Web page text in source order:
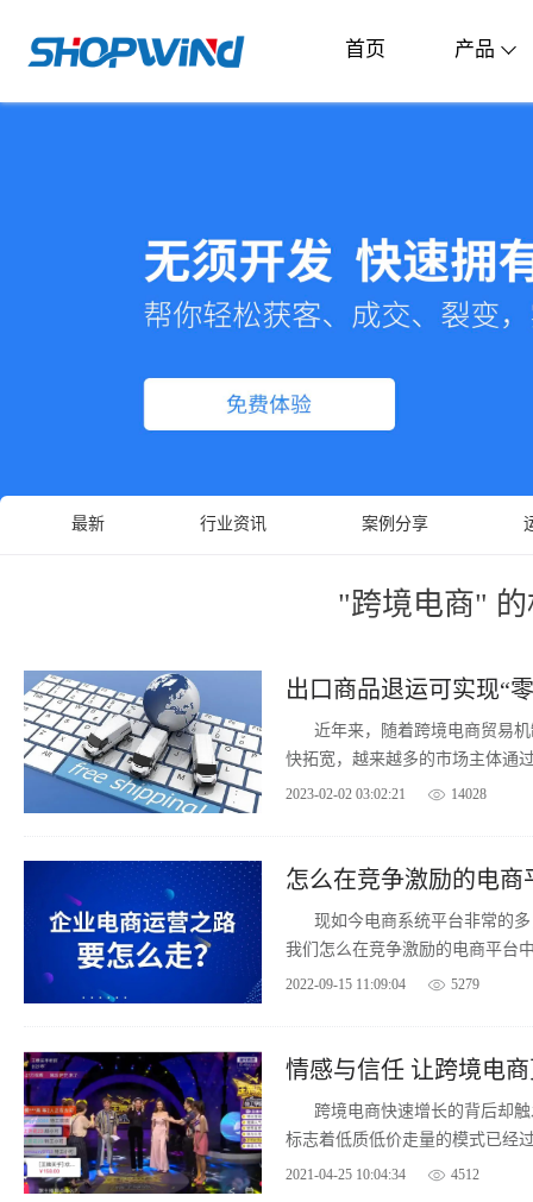
首页 产品
最新 行业资讯 案例分享
"跨境电商"
出口商品退运可实现“
近年来，随着跨境电商贸易
快拓宽，越来越多的市场主体通
2023-02-02 03:02:21 14028
怎么在竞争激励的电商
现如今电商系统平台非常的
我们怎么在竞争激励的电商平台
骤适应于所有的电子商务企业，
2022-09-15 11:09:04 5279
情感与信任 让跨境电
跨境电商快速增长的背后却
标志着低质低价走量的模式已经
台急需思考的问题。
2021-04-25 10:04:34 4512